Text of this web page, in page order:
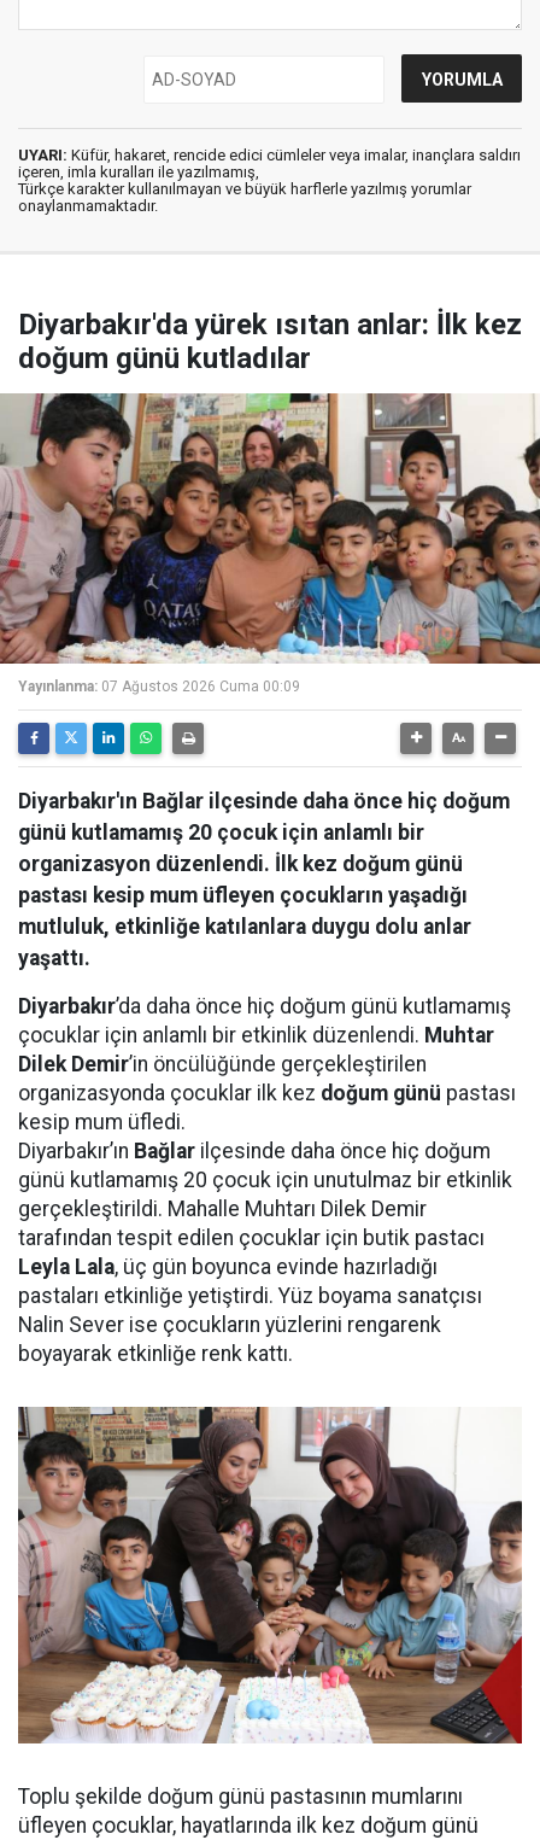
UYARI: Küfür, hakaret, rencide edici cümleler veya imalar, inançlara saldırı
içeren, imla kuralları ile yazılmamış,
Türkçe karakter kullanılmayan ve büyük harflerle yazılmış yorumlar
onaylanmamaktadır.
Diyarbakır'da yürek ısıtan anlar: İlk kez
doğum günü kutladılar
Yayınlanma: 07 Ağustos 2026 Cuma 00:09
Diyarbakır'ın Bağlar ilçesinde daha önce hiç doğum
günü kutlamamış 20 çocuk için anlamlı bir
organizasyon düzenlendi. İlk kez doğum günü
pastası kesip mum üfleyen çocukların yaşadığı
mutluluk, etkinliğe katılanlara duygu dolu anlar
yaşattı.
Diyarbakır’da daha önce hiç doğum günü kutlamamış
çocuklar için anlamlı bir etkinlik düzenlendi. Muhtar
Dilek Demir’in öncülüğünde gerçekleştirilen
organizasyonda çocuklar ilk kez doğum günü pastası
kesip mum üfledi.
Diyarbakır’ın Bağlar ilçesinde daha önce hiç doğum
günü kutlamamış 20 çocuk için unutulmaz bir etkinlik
gerçekleştirildi. Mahalle Muhtarı Dilek Demir
tarafından tespit edilen çocuklar için butik pastacı
Leyla Lala, üç gün boyunca evinde hazırladığı
pastaları etkinliğe yetiştirdi. Yüz boyama sanatçısı
Nalin Sever ise çocukların yüzlerini rengarenk
boyayarak etkinliğe renk kattı.
Toplu şekilde doğum günü pastasının mumlarını
üfleyen çocuklar, hayatlarında ilk kez doğum günü